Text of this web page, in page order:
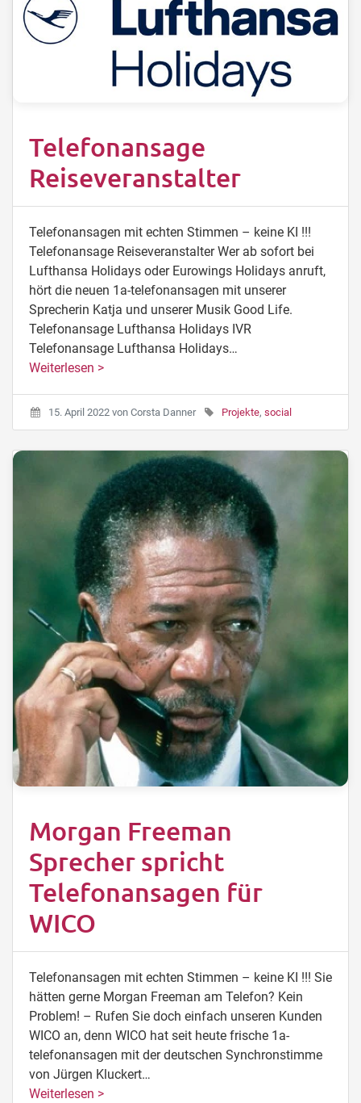
Telefonansage
Reiseveranstalter
Telefonansagen mit echten Stimmen – keine KI !!!
Telefonansage Reiseveranstalter Wer ab sofort bei
Lufthansa Holidays oder Eurowings Holidays anruft,
hört die neuen 1a-telefonansagen mit unserer
Sprecherin Katja und unserer Musik Good Life.
Telefonansage Lufthansa Holidays IVR
Telefonansage Lufthansa Holidays…
Weiterlesen >
15. April 2022 von Corsta Danner Projekte, social
Morgan Freeman
Sprecher spricht
Telefonansagen für
WICO
Telefonansagen mit echten Stimmen – keine KI !!! Sie
hätten gerne Morgan Freeman am Telefon? Kein
Problem! – Rufen Sie doch einfach unseren Kunden
WICO an, denn WICO hat seit heute frische 1a-
telefonansagen mit der deutschen Synchronstimme
von Jürgen Kluckert…
Weiterlesen >